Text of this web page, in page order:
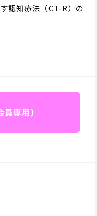
認知療法（CT-R）の
専用）